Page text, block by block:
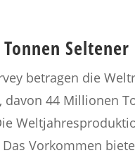
Seltener
betragen die
davon 44 Millionen
Vorkommen